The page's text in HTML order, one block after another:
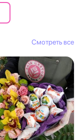
Смотреть все